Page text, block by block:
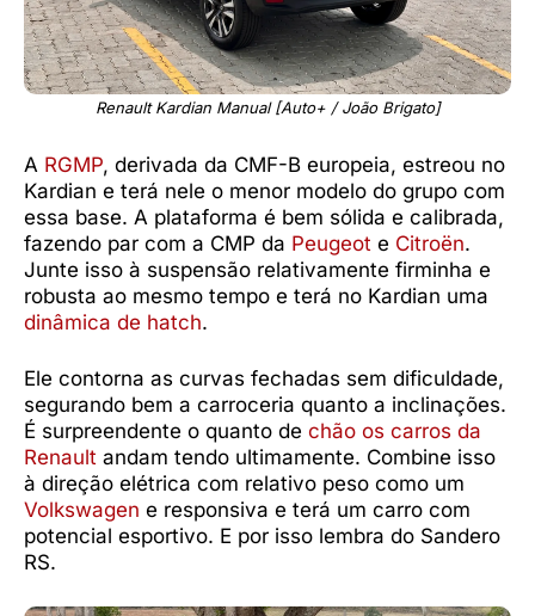
Renault Kardian Manual [Auto+ / João Brigato]
A RGMP, derivada da CMF-B europeia, estreou no
Kardian e terá nele o menor modelo do grupo com
essa base. A plataforma é bem sólida e calibrada,
fazendo par com a CMP da Peugeot e Citroën.
Junte isso à suspensão relativamente firminha e
robusta ao mesmo tempo e terá no Kardian uma
dinâmica de hatch.
Ele contorna as curvas fechadas sem dificuldade,
segurando bem a carroceria quanto a inclinações.
É surpreendente o quanto de chão os carros da
Renault andam tendo ultimamente. Combine isso
à direção elétrica com relativo peso como um
Volkswagen e responsiva e terá um carro com
potencial esportivo. E por isso lembra do Sandero
RS.